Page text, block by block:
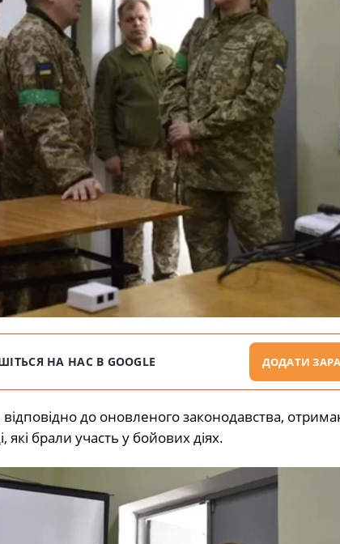
НА НАС В GOOGLE ДОДАТИ
до оновленого законодавства,
брали участь у бойових діях.